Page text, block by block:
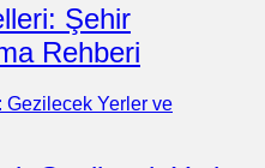
Şehir
Rehberi